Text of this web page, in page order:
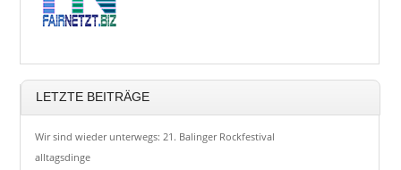
LETZTE BEITRÄGE
Wir sind wieder unterwegs: 21. Balinger Rockfestival
alltagsdinge